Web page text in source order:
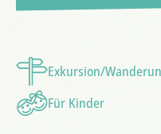
Exkursion/
Für Kinder